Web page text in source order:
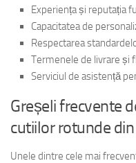
Experiența și reputația
Capacitatea de
Respectarea
Termenele de livrare și
Serviciul de asistență
Greșeli frecvente
cutiilor rotunde
Unele dintre cele mai